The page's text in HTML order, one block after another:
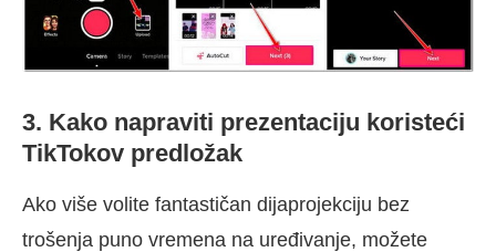
3. Kako napraviti prezentaciju koristeći
TikTokov predložak
Ako više volite fantastičan dijaprojekciju bez
trošenja puno vremena na uređivanje, možete